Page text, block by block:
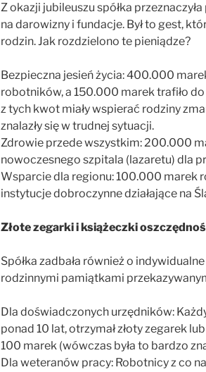
Z okazji jubileuszu spółka
na darowizny i fundacje. Był to gest,
rodzin. Jak rozdzielono te pieniądze?
Bezpieczna jesień życia: 400.000
robotników, a 150.000 marek trafiło
z tych kwot miały wspierać rodziny
znalazły się w trudnej sytuacji.
Zdrowie przede wszystkim: 200.000
nowoczesnego szpitala (lazaretu) dla
Wsparcie dla regionu: 100.000 marek
instytucje dobroczynne działające na
Złote zegarki i książeczki
Spółka zadbała również o
rodzinnymi pamiątkami
Dla doświadczonych urzędników:
ponad 10 lat, otrzymał złoty zegarek
100 marek (wówczas była to bardzo
Dla weteranów pracy: Robotnicy z co